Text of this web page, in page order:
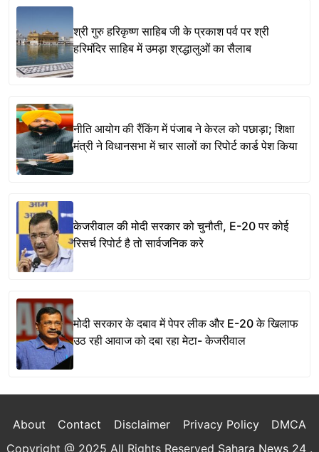
श्री गुरु हरिकृष्ण साहिब जी के प्रकाश पर्व पर श्री
हरिमंदिर साहिब में उमड़ा श्रद्धालुओं का सैलाब
नीति आयोग की रैंकिंग में पंजाब ने केरल को पछाड़ा; शिक्षा
मंत्री ने विधानसभा में चार सालों का रिपोर्ट कार्ड पेश किया
केजरीवाल की मोदी सरकार को चुनौती, E-20 पर कोई
रिसर्च रिपोर्ट है तो सार्वजनिक करे
मोदी सरकार के दबाव में पेपर लीक और E-20 के खिलाफ
उठ रही आवाज को दबा रहा मेटा- केजरीवाल
About Contact Disclaimer Privacy Policy
DMCA
Copyright @ 2025 All Rights Reserved Sahara News 24 .